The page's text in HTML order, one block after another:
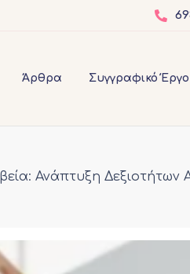
Άρθρα Συγγραφικό Έργο
Ανάπτυξη Δεξιοτήτων